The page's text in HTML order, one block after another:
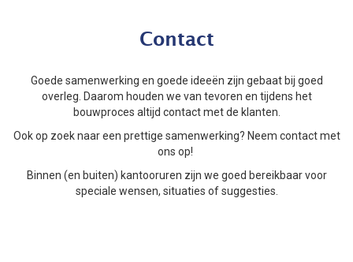
Contact
Goede samenwerking en goede ideeën zijn gebaat bij goed
overleg. Daarom houden we van tevoren en tijdens het
bouwproces altijd contact met de klanten.
Ook op zoek naar een prettige samenwerking? Neem contact met
ons op!
Binnen (en buiten) kantooruren zijn we goed bereikbaar voor
speciale wensen, situaties of suggesties.